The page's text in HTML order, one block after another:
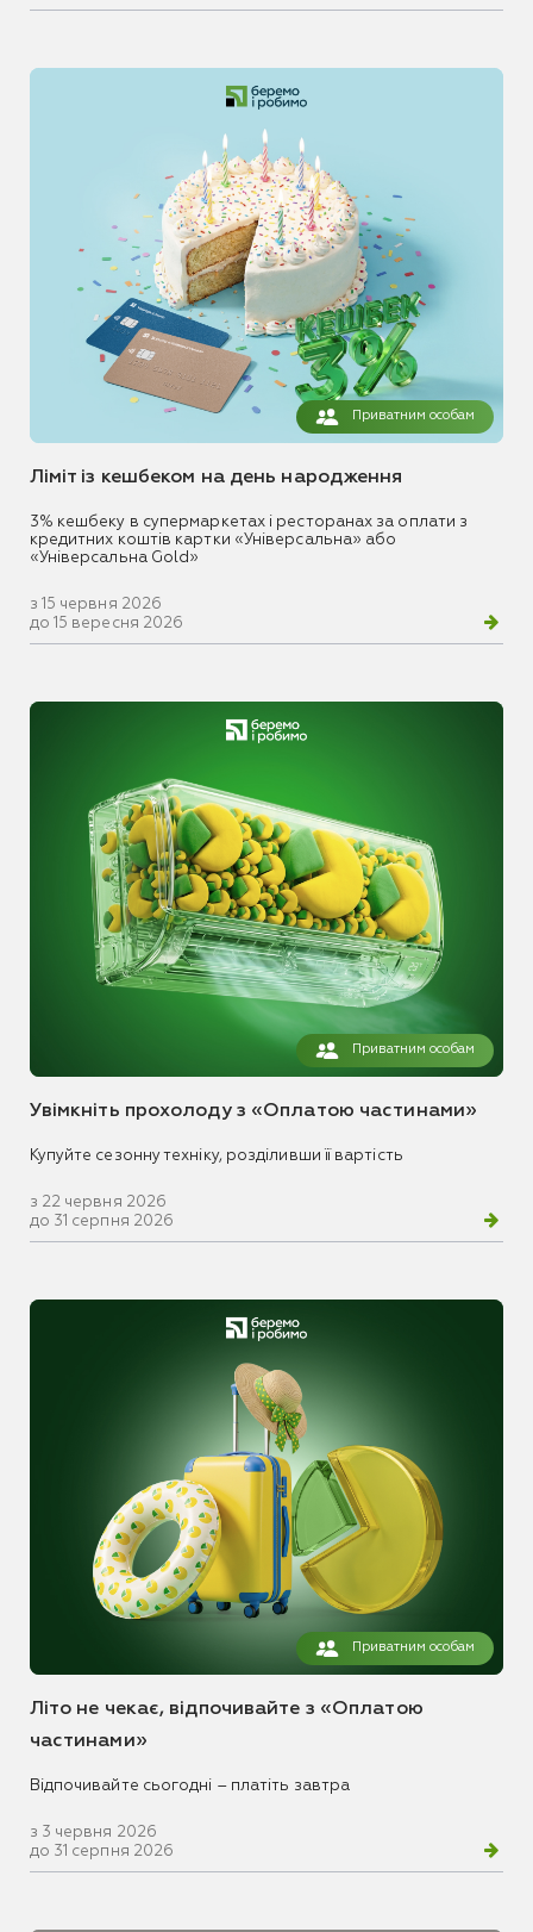
Приватним особам
Ліміт із кешбеком на день народження
3% кешбеку в супермаркетах і ресторанах за оплати з
кредитних коштів картки «Універсальна» або
«Універсальна Gold»
з 15 червня 2026
до 15 вересня 2026
Приватним особам
Увімкніть прохолоду з «Оплатою частинами»
Купуйте сезонну техніку, розділивши її вартість
з 22 червня 2026
до 31 серпня 2026
Приватним особам
Літо не чекає, відпочивайте з «Оплатою
частинами»
Відпочивайте сьогодні – платіть завтра
з 3 червня 2026
до 31 серпня 2026